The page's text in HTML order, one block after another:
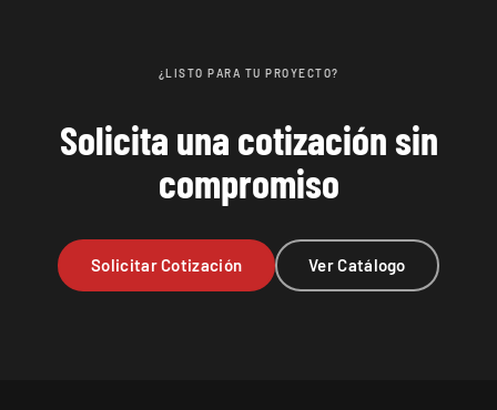
¿LISTO PARA TU PROYECTO?
Solicita una cotización sin
compromiso
Solicitar Cotización Ver Catálogo